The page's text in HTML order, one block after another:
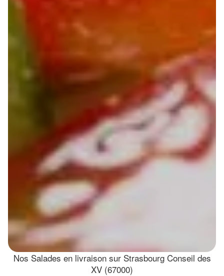
Nos Salades en livraison sur Strasbourg Conseil des
XV (67000)